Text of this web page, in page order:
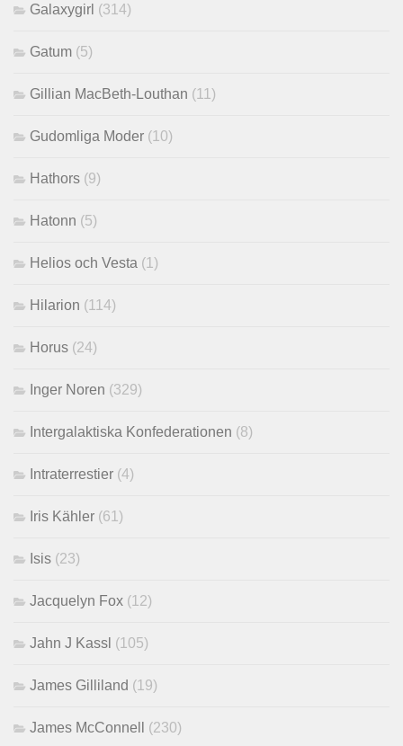
Galaxygirl (314)
Gatum (5)
Gillian MacBeth-Louthan (11)
Gudomliga Moder (10)
Hathors (9)
Hatonn (5)
Helios och Vesta (1)
Hilarion (114)
Horus (24)
Inger Noren (329)
Intergalaktiska Konfederationen (8)
Intraterrestier (4)
Iris Kähler (61)
Isis (23)
Jacquelyn Fox (12)
Jahn J Kassl (105)
James Gilliland (19)
James McConnell (230)